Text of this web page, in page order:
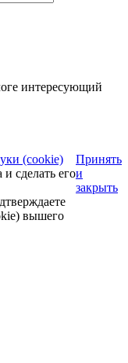
интересующий
(cookie)
и сделать его
вышего
Принять
и
закрыть